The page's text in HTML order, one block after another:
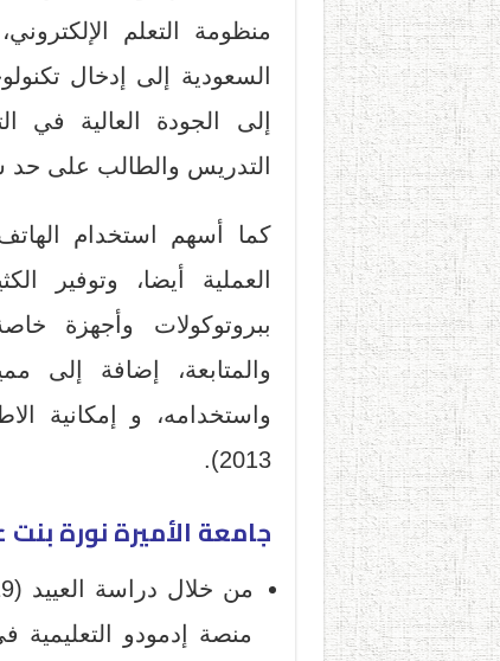
منظومة التعلم
السعودية إلى إدخال
إلى الجودة العالية في
التدريس والطالب على حد
كما أسهم استخدام
العملية أيضا، وتوفير
ببروتوكولات وأجهزة
والمتابعة، إضافة إلى
واستخدامه، و إمكانية
2013).
جامعة الأميرة نورة بنت
منصة إدمودو التعليمية